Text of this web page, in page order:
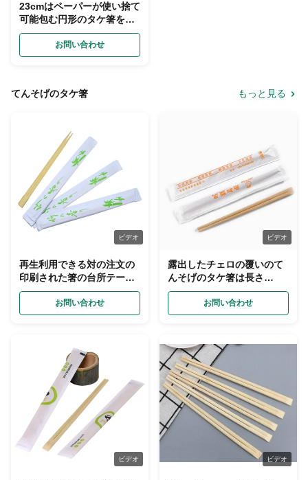
23cmはペーパーが使い捨て
可能包む円形のタケ箸を個
人化した
お問い合わせ
てんそげのタケ箸 もっと見る
ビデオ
再生利用できる対の注文の
印刷された箸の台所テーブ
ルウェア開いたペーパー パ
ッキングお問い合わせ
ビデオ
露出したチェロの覆いのて
んそげのタケ箸は長さ
240mmをカスタマイズした
お問い合わせ
ビデオ ビデオ